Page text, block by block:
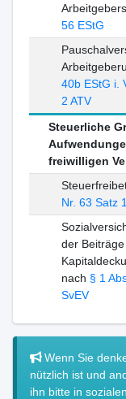
56 EStG
40b EStG i.
2 ATV
Steuerliche
freiwilligen
Nr. 63 Satz
der
nach § 1
SvEV
Wenn Sie
nützlich ist und
ihn bitte in